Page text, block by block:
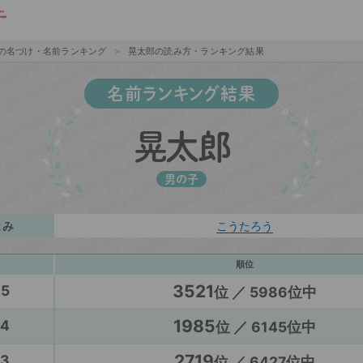
名づけ・名前ランキング 晃太郎の読み方・ランキング結果
名前ランキング結果
晃太郎
男の子
み こうたろう
順位
3521位 ／ 5986位中
1985位 ／ 6145位中